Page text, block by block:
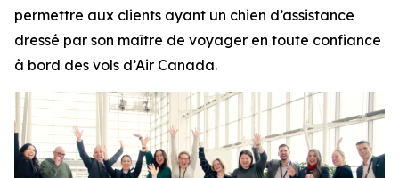
permettre aux clients ayant un chien d’assistance
dressé par son maître de voyager en toute confiance
à bord des vols d’Air Canada.